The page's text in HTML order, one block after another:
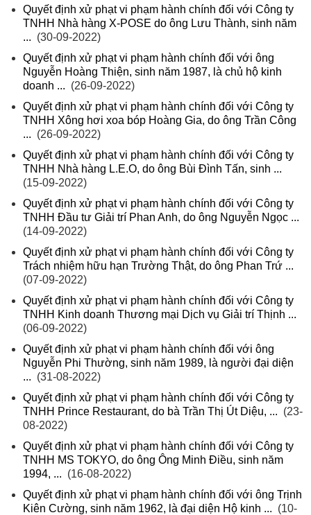
Quyết định xử phạt vi phạm hành chính đối với Công ty
TNHH Nhà hàng X-POSE do ông Lưu Thành, sinh năm
... (30-09-2022)
Quyết định xử phạt vi phạm hành chính đối với ông
Nguyễn Hoàng Thiện, sinh năm 1987, là chủ hộ kinh
doanh ... (26-09-2022)
Quyết định xử phạt vi phạm hành chính đối với Công ty
TNHH Xông hơi xoa bóp Hoàng Gia, do ông Trần Công
... (26-09-2022)
Quyết định xử phạt vi phạm hành chính đối với Công ty
TNHH Nhà hàng L.E.O, do ông Bùi Đình Tấn, sinh ...
(15-09-2022)
Quyết định xử phạt vi phạm hành chính đối với Công ty
TNHH Đầu tư Giải trí Phan Anh, do ông Nguyễn Ngọc ...
(14-09-2022)
Quyết định xử phạt vi phạm hành chính đối với Công ty
Trách nhiệm hữu hạn Trường Thật, do ông Phan Trứ ...
(07-09-2022)
Quyết định xử phạt vi phạm hành chính đối với Công ty
TNHH Kinh doanh Thương mại Dịch vụ Giải trí Thịnh ...
(06-09-2022)
Quyết định xử phạt vi phạm hành chính đối với ông
Nguyễn Phi Thường, sinh năm 1989, là người đại diện
... (31-08-2022)
Quyết định xử phạt vi phạm hành chính đối với Công ty
TNHH Prince Restaurant, do bà Trần Thị Út Diệu, ... (23-
08-2022)
Quyết định xử phạt vi phạm hành chính đối với Công ty
TNHH MS TOKYO, do ông Ông Minh Điều, sinh năm
1994, ... (16-08-2022)
Quyết định xử phạt vi phạm hành chính đối với ông Trịnh
Kiên Cường, sinh năm 1962, là đại diện Hộ kinh ... (10-